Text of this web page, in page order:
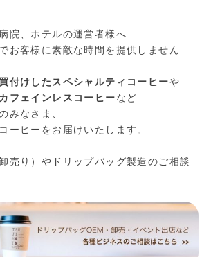
院、ホテルの運営者様へ
お客様に素敵な時間を提供しません
付けしたスペシャルティコーヒーや
カフェインレスコーヒーなど
みなさま、
ーヒーをお届けいたします。
売り）やドリップバッグ製造のご相談